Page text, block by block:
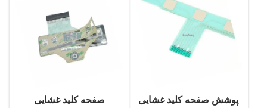
پوشش صفحه کلید غشایی
صفحه کلید غشایی